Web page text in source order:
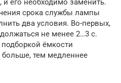
и его необходимо заменить.
срока службы лампы
два условия. Во-первых,
не менее 2…3 с.
ёмкости
тем медленнее